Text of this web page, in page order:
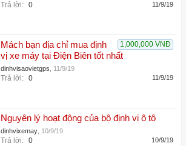
Trả lời: 0 11/9/19
1,000,000 VNĐ
Mách bạn địa chỉ mua định
vị xe máy tại Điện Biên tốt nhất
dinhvisaovietgps 11/9/19
Trả lời: 0 11/9/19
Nguyên lý hoạt động của bộ định vị ô tô
dinhvixemay 10/9/19
Trả lời: 0 10/9/19